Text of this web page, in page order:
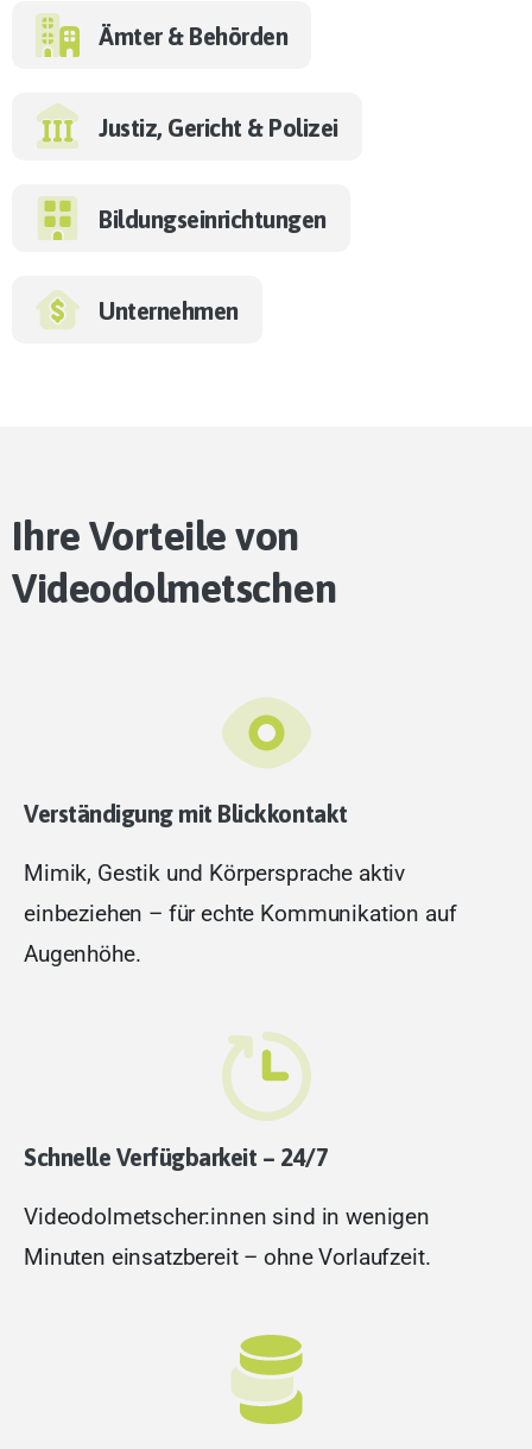
Ämter & Behörden
Justiz, Gericht & Polizei
Bildungseinrichtungen
Unternehmen
Ihre Vorteile von
Videodolmetschen
Verständigung mit Blickkontakt
Mimik, Gestik und Körpersprache aktiv
einbeziehen – für echte Kommunikation auf
Augenhöhe.
Schnelle Verfügbarkeit – 24/7
Videodolmetscher:innen sind in wenigen
Minuten einsatzbereit – ohne Vorlaufzeit.